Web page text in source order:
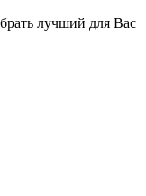
лучший для Вас